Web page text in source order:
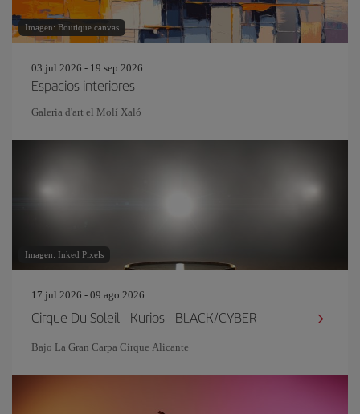
Imagen: Boutique canvas
03 jul 2026 - 19 sep 2026
Espacios interiores
Galeria d'art el Molí Xaló
Imagen: Inked Pixels
17 jul 2026 - 09 ago 2026
Cirque Du Soleil - Kurios - BLACK/CYBER
Bajo La Gran Carpa Cirque Alicante